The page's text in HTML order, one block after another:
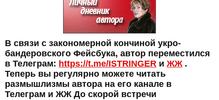
В связи с закономерной кончиной укро-
бандеровского Фейсбука, автор переместился
в Телеграм: https://t.me/ISTRINGER и ЖЖ.
Теперь вы регулярно можете читать
размышлизмы автора на его канале в
Телеграм и ЖЖ До скорой встречи